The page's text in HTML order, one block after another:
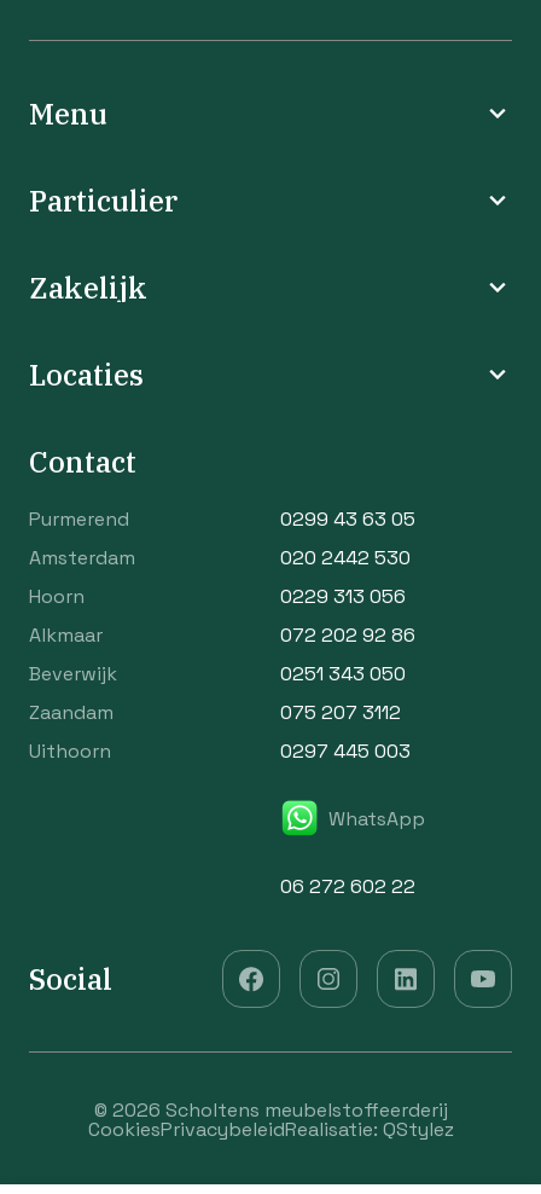
Menu
Particulier
Zakelijk
Locaties
Contact
Purmerend
0299 43 63 05
Amsterdam
020 2442 530
Hoorn
0229 313 056
Alkmaar
072 202 92 86
Beverwijk
0251 343 050
Zaandam
075 207 3112
Uithoorn
0297 445 003
WhatsApp
06 272 602 22
Social
© 2026 Scholtens meubelstoffeerderij
CookiesPrivacybeleidRealisatie: QStylez